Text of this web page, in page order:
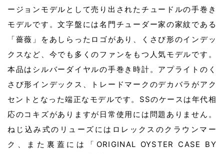
ージョンモデルとして売り出されたチュードルの手巻き
モデルです。文字盤には名門チューダー家の家紋である
「薔薇」をあしらったロゴがあり、くさび形のインデッ
クスなど、今でも多くのファンをもつ人気モデルです。
本品はシルバーダイヤルの手巻き時計。アプライトのく
さび形インデックス、トレードマークのデカバラがアク
セントとなった端正なモデルです。SSのケースは年代相
応のコキズがありますが日常使用には問題ありません。
ねじ込み式のリューズにはロレックスのクラウンマー
ク、また裏蓋には「ORIGINAL OYSTER CASE BY